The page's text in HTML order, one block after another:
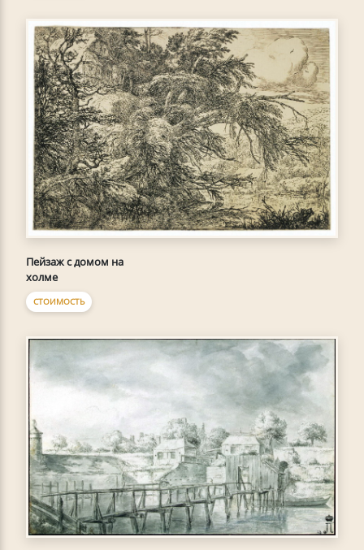
Пейзаж с домом на
холме
СТОИМОСТЬ